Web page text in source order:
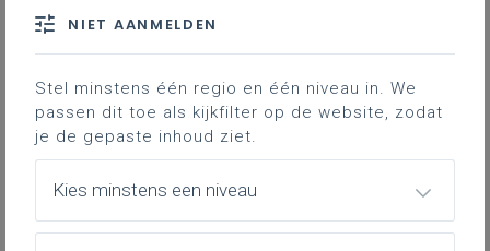
Wijze van besluitvorming
Downloads
Contact
hoogste orgaan in de vereniging. In
NIET AANMELDEN
Stel minstens één regio en één niveau in. We
passen dit toe als kijkfilter op de website, zodat
je de gepaste inhoud ziet.
Kies minstens een niveau